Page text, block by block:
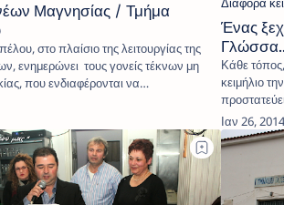
Μαγνησίας / Τμήμα
στο πλαίσιο της λειτουργίας της
ενημερώνει τους γονείς τέκνων μη
που ενδιαφέρονται να
Ένας
Κάθε
κειμήλιο
να φυτε…